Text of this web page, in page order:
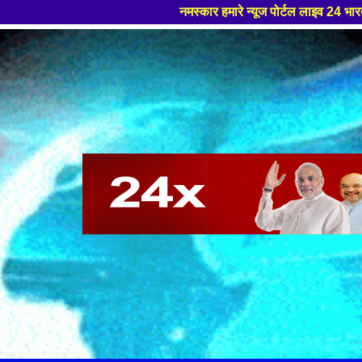
नमस्कार हमारे न्यूज पोर्टल लाइव 24 भारत मे आपका स्वागत हैं ,यहाँ आपको